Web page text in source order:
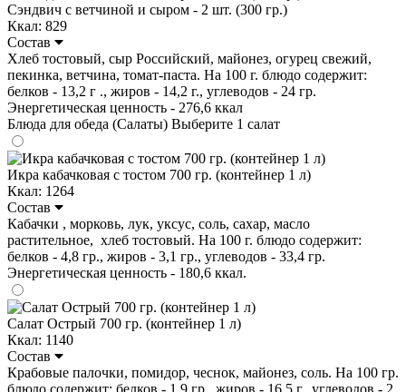
Сэндвич с ветчиной и сыром - 2 шт. (300 гр.)
Ккал: 829
Состав
Хлеб тостовый, сыр Российский, майонез, огурец свежий,
пекинка, ветчина, томат-паста. На 100 г. блюдо содержит:
белков - 13,2 г ., жиров - 14,2 г., углеводов - 24 гр.
Энергетическая ценность - 276,6 ккал
Блюда для обеда (Салаты) Выберите 1 салат
Икра кабачковая с тостом 700 гр. (контейнер 1 л)
Ккал: 1264
Состав
Кабачки , морковь, лук, уксус, соль, сахар, масло
растительное, хлеб тостовый. На 100 г. блюдо содержит:
белков - 4,8 гр., жиров - 3,1 гр., углеводов - 33,4 гр.
Энергетическая ценность - 180,6 ккал.
Салат Острый 700 гр. (контейнер 1 л)
Ккал: 1140
Состав
Крабовые палочки, помидор, чеснок, майонез, соль. На 100 гр.
блюдо содержит: белков - 1,9 гр., жиров - 16,5 г., углеводов - 2